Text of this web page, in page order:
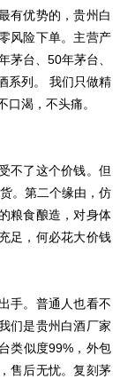
有优势的，贵州白
风险下单。主营产
茅台、50年茅台、
系列。 我们只做精
渴，不头痛。
不了这个价钱。但
。第二个缘由，仿
粮食酿造，对身体
足，何必花大价钱
手。普通人也看不
们是贵州白酒厂家
类似度99%，外包
售后无忧。复刻茅